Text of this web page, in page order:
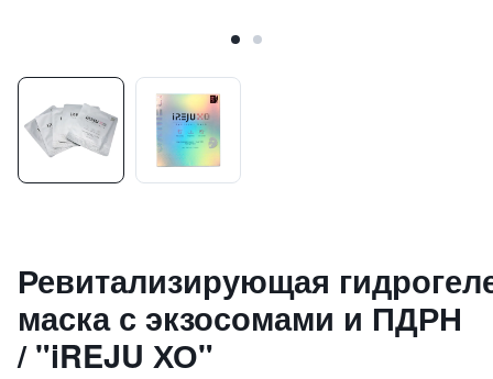
Ревитализирующая
маска с экзосомами и ПДРН
/ "iREJU ХО"